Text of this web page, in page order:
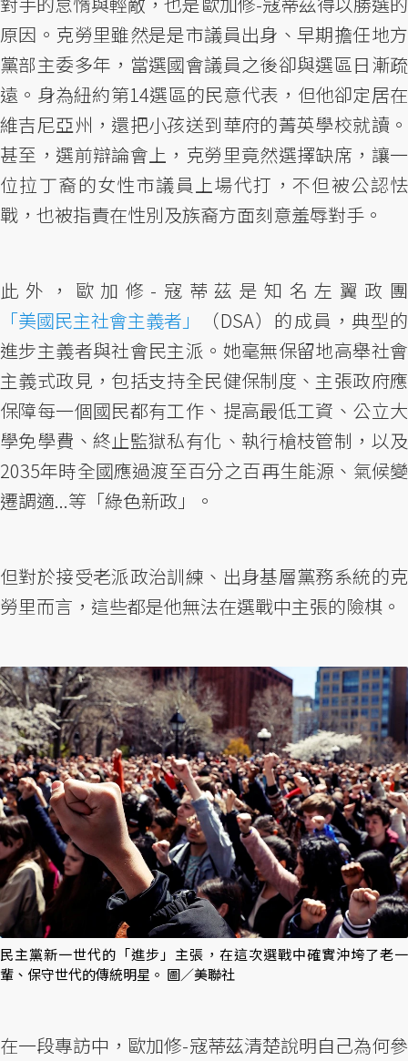
原因。克勞里雖然是是市議員出身、早期擔任地方
黨部主委多年，當選國會議員之後卻與選區日漸疏
遠。身為紐約第14選區的民意代表，但他卻定居在
維吉尼亞州，還把小孩送到華府的菁英學校就讀。
甚至，選前辯論會上，克勞里竟然選擇缺席，讓一
位拉丁裔的女性市議員上場代打，不但被公認怯
戰，也被指責在性別及族裔方面刻意羞辱對手。
此外，歐加修-寇蒂茲是知名左翼政團
「美國民主社會主義者」
（DSA）的成員，典型的
進步主義者與社會民主派。她毫無保留地高舉社會
主義式政見，包括支持全民健保制度、主張政府應
保障每一個國民都有工作、提高最低工資、公立大
學免學費、終止監獄私有化、執行槍枝管制，以及
2035年時全國應過渡至百分之百再生能源、氣候變
遷調適...等「綠色新政」。
但對於接受老派政治訓練、出身基層黨務系統的克
勞里而言，這些都是他無法在選戰中主張的險棋。
民主黨新一世代的「進步」主張，在這次選戰中確實沖垮了老一
輩、保守世代的傳統明星。 圖／美聯社
在一段專訪中，歐加修-寇蒂茲清楚說明自己為何參